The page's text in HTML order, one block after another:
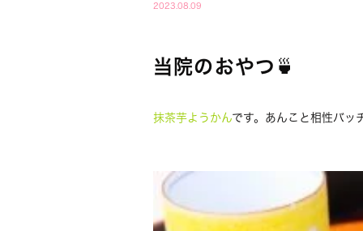
2023.08.09
当院のおやつ🍵
抹茶芋ようかんです。あんこと相性バッ